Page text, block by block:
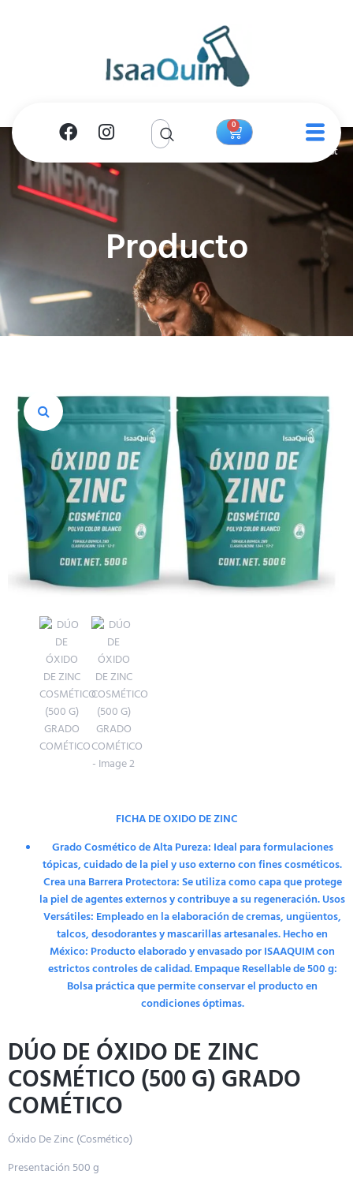
0
Producto
FICHA DE OXIDO DE ZINC
Grado Cosmético de Alta Pureza: Ideal para formulaciones
tópicas, cuidado de la piel y uso externo con fines cosméticos.
Crea una Barrera Protectora: Se utiliza como capa que protege
la piel de agentes externos y contribuye a su regeneración. Usos
Versátiles: Empleado en la elaboración de cremas, ungüentos,
talcos, desodorantes y mascarillas artesanales. Hecho en
México: Producto elaborado y envasado por ISAAQUIM con
estrictos controles de calidad. Empaque Resellable de 500 g:
Bolsa práctica que permite conservar el producto en
condiciones óptimas.
DÚO DE ÓXIDO DE ZINC
COSMÉTICO (500 G) GRADO
COMÉTICO
Óxido De Zinc (Cosmético)
Presentación 500 g